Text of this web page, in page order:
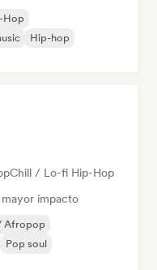
Hop
Hip-hop
Chill / Lo-fi Hip-Hop
mayor impacto
Afropop
Pop soul